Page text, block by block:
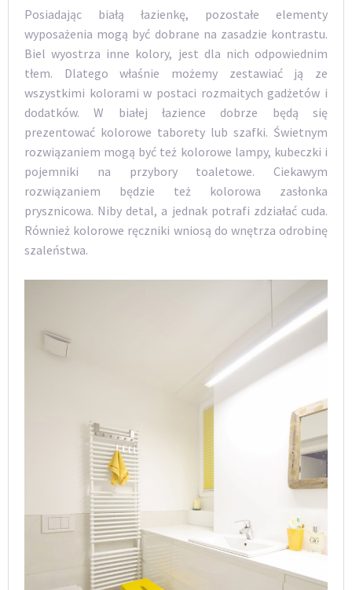
Posiadając białą łazienkę, pozostałe elementy
wyposażenia mogą być dobrane na zasadzie kontrastu.
Biel wyostrza inne kolory, jest dla nich odpowiednim
tłem. Dlatego właśnie możemy zestawiać ją ze
wszystkimi kolorami w postaci rozmaitych gadżetów i
dodatków. W białej łazience dobrze będą się
prezentować kolorowe taborety lub szafki. Świetnym
rozwiązaniem mogą być też kolorowe lampy, kubeczki i
pojemniki na przybory toaletowe. Ciekawym
rozwiązaniem będzie też kolorowa zasłonka
prysznicowa. Niby detal, a jednak potrafi zdziałać cuda.
Również kolorowe ręczniki wniosą do wnętrza odrobinę
szaleństwa.